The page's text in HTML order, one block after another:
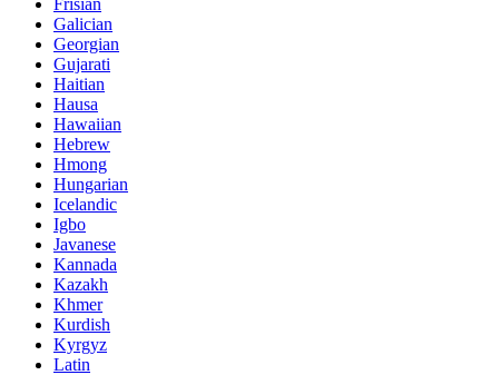
Galician
Georgian
Gujarati
Haitian
Hausa
Hawaiian
Hebrew
Hmong
Hungarian
Icelandic
Igbo
Javanese
Kannada
Kazakh
Khmer
Kurdish
Kyrgyz
Latin